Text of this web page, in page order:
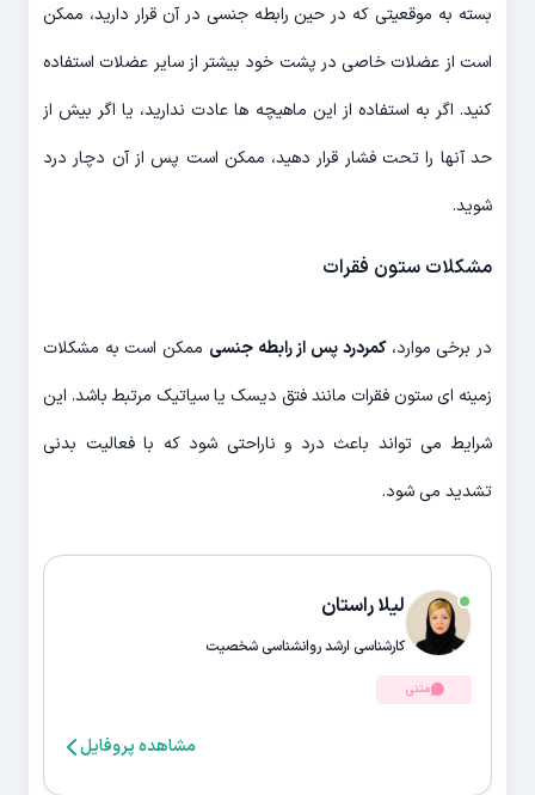
بسته به موقعیتی که در حین رابطه جنسی در آن قرار دارید، ممکن
است از عضلات خاصی در پشت خود بیشتر از سایر عضلات استفاده
کنید. اگر به استفاده از این ماهیچه ها عادت ندارید، یا اگر بیش از
حد آنها را تحت فشار قرار دهید، ممکن است پس از آن دچار درد
شوید.
مشکلات ستون فقرات
در برخی موارد،کمردرد پس از رابطه جنسی ممکن است به مشکلات
زمینه ای ستون فقرات مانند فتق دیسک یا سیاتیک مرتبط باشد. این
شرایط می تواند باعث درد و ناراحتی شود که با فعالیت بدنی
تشدید می شود.
لیلا راستان
کارشناسی ارشد روانشناسی شخصیت
متنی
مشاهده پروفایل